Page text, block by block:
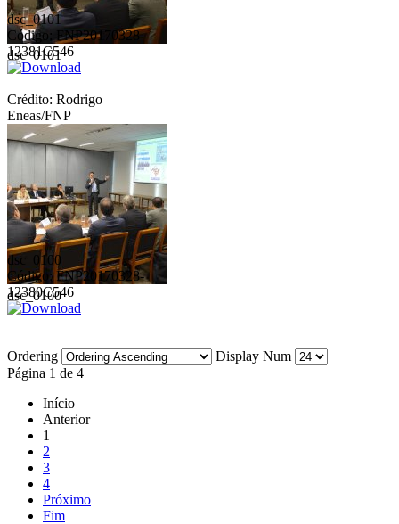
dsc_0101
dsc_0101
Código: FNP20170328-
12381C546
Crédito: Rodrigo
Eneas/FNP
dsc_0100
dsc_0100
Código: FNP20170328-
12380C546
Ordering
Display Num
Página 1 de 4
Início
Anterior
1
2
3
4
Próximo
Fim